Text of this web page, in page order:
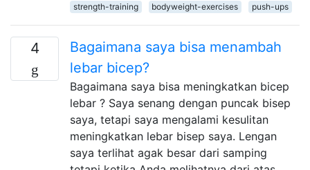
strength-training
bodyweight-exercises push-ups
4
Bagaimana saya bisa menambah
lebar bicep?
Bagaimana saya bisa meningkatkan bicep
lebar ? Saya senang dengan puncak bisep
saya, tetapi saya mengalami kesulitan
meningkatkan lebar bisep saya. Lengan
saya terlihat agak besar dari samping